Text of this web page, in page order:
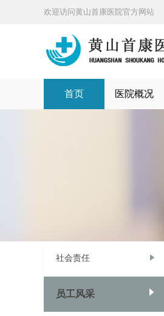
欢迎访问黄山首康医院官方网站
首页 医院概况
社会责任
员工风采